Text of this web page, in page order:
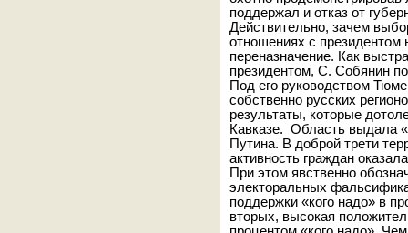
поддержал и отказ от
Действительно, зачем
отношениях с президентом
переназначение. Как
президентом, С. Собянин
Под его руководством
собственно русских
результаты, которые
Кавказе. Область выдала
Путина. В доброй трети
активность граждан
При этом явственно
электоральных
поддержки «кого надо» в
вторых, высокая